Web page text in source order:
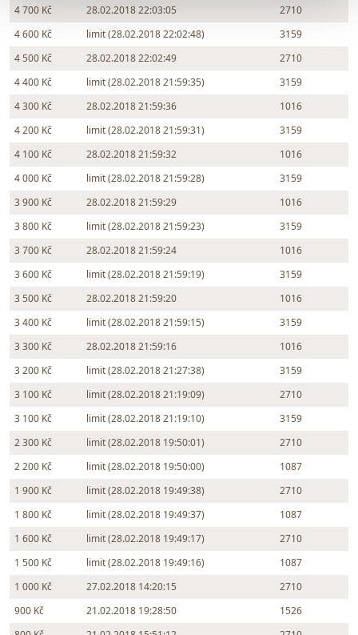
4 700 Kč
28.02.2018 22:03:05
2710
4 600 Kč
limit (28.02.2018 22:02:48)
3159
4 500 Kč
28.02.2018 22:02:49
2710
4 400 Kč
limit (28.02.2018 21:59:35)
3159
4 300 Kč
28.02.2018 21:59:36
1016
4 200 Kč
limit (28.02.2018 21:59:31)
3159
4 100 Kč
28.02.2018 21:59:32
1016
4 000 Kč
limit (28.02.2018 21:59:28)
3159
3 900 Kč
28.02.2018 21:59:29
1016
3 800 Kč
limit (28.02.2018 21:59:23)
3159
3 700 Kč
28.02.2018 21:59:24
1016
3 600 Kč
limit (28.02.2018 21:59:19)
3159
3 500 Kč
28.02.2018 21:59:20
1016
3 400 Kč
limit (28.02.2018 21:59:15)
3159
3 300 Kč
28.02.2018 21:59:16
1016
3 200 Kč
limit (28.02.2018 21:27:38)
3159
3 100 Kč
limit (28.02.2018 21:19:09)
2710
3 100 Kč
limit (28.02.2018 21:19:10)
3159
2 300 Kč
limit (28.02.2018 19:50:01)
2710
2 200 Kč
limit (28.02.2018 19:50:00)
1087
1 900 Kč
limit (28.02.2018 19:49:38)
2710
1 800 Kč
limit (28.02.2018 19:49:37)
1087
1 600 Kč
limit (28.02.2018 19:49:17)
2710
1 500 Kč
limit (28.02.2018 19:49:16)
1087
1 000 Kč
27.02.2018 14:20:15
2710
900 Kč
21.02.2018 19:28:50
1526